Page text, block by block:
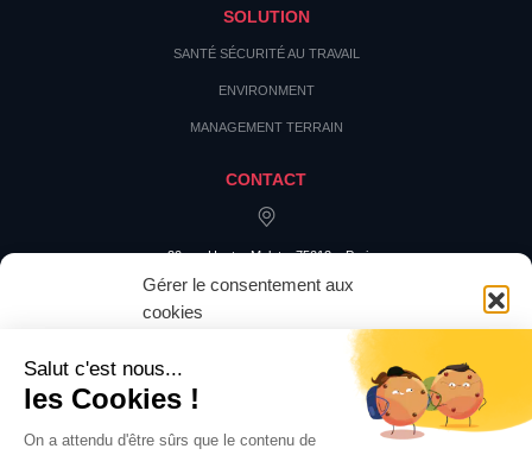
Gérer le consentement aux
cookies
Pour offrir les meilleures expériences, nous utilisons des technologies
telles que les cookies pour stocker et/ou accéder aux informations des
appareils. Le fait de consentir à ces technologies nous permettra de traiter
des données telles que le comportement de navigation ou les ID uniques
sur ce site. Le fait de ne pas consentir ou de retirer son consentement peut
SOLUTION
SANTÉ SÉCURITÉ AU TRAVAIL
ENVIRONMENT
MANAGEMENT TERRAIN
CONTACT
20 rue Hector Malot – 75012 – Paris